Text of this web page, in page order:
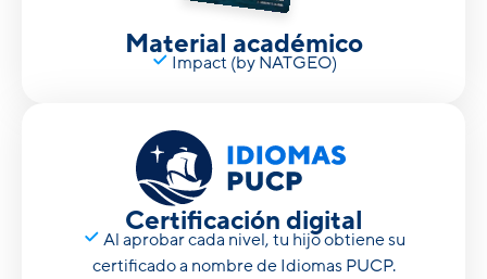
Material académico
Impact (by NATGEO)
Certificación digital
Al aprobar cada nivel, tu hijo obtiene su
certificado a nombre de Idiomas PUCP.